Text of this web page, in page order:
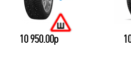
10 950.00р